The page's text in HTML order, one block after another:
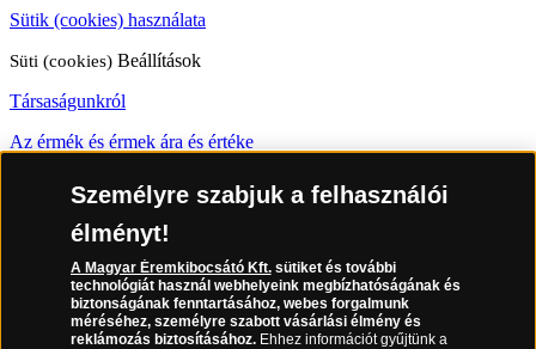
Sütik (cookies) használata
Süti (cookies) Beállítások
Társaságunkról
Az érmék és érmek ára és értéke
Gyakran ismételt kérdések
Adatkezelés
06 80 888 889
Személyre szabjuk a felhasználói
élményt!
A Magyar Éremkibocsátó Kft.sütiket és további
technológiát használ webhelyeink megbízhatóságának és
biztonságának fenntartásához, webes forgalmunk
méréséhez, személyre szabott vásárlási élmény és
reklámozás biztosításához.Ehhez információt gyűjtünk a